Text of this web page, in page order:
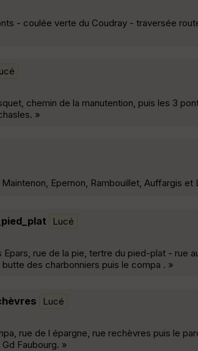
- coulée verte du Coudray - traversée
chemin de la manutention, puis les 3
»
Epernon, Rambouillet, Auffargis et
Lucé
rue de la pie, tertre du pied-plat - rue
des charbonniers puis le compa . »
Lucé
rue de l épargne, rue rechèvres puis le
Faubourg. »